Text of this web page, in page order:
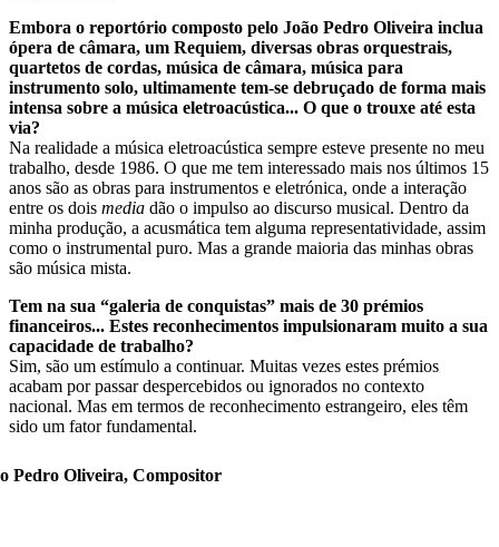
Embora o reportório composto pelo João Pedro Oliveira inclua
ópera de câmara, um Requiem, diversas obras orquestrais,
quartetos de cordas, música de câmara, música para
instrumento solo, ultimamente tem-se debruçado de forma mais
intensa sobre a música eletroacústica... O que o trouxe até esta
via?
Na realidade a música eletroacústica sempre esteve presente no meu
trabalho, desde 1986. O que me tem interessado mais nos últimos 15
anos são as obras para instrumentos e eletrónica, onde a interação
entre os dois media dão o impulso ao discurso musical. Dentro da
minha produção, a acusmática tem alguma representatividade, assim
como o instrumental puro. Mas a grande maioria das minhas obras
são música mista.
Tem na sua “galeria de conquistas” mais de 30 prémios
financeiros... Estes reconhecimentos impulsionaram muito a sua
capacidade de trabalho?
Sim, são um estímulo a continuar. Muitas vezes estes prémios
acabam por passar despercebidos ou ignorados no contexto
nacional. Mas em termos de reconhecimento estrangeiro, eles têm
sido um fator fundamental.